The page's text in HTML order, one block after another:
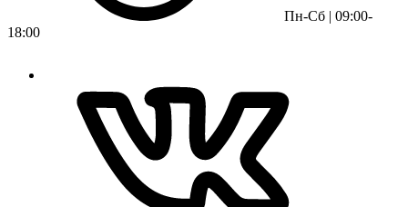
Пн-Сб | 09:00-
18:00